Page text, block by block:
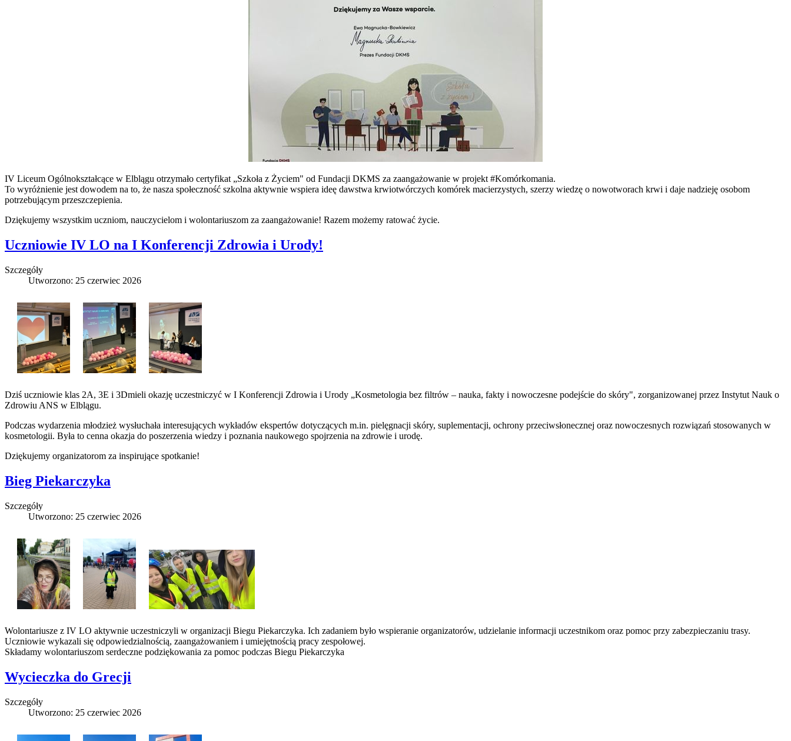
IV Liceum Ogólnokształcące w Elblągu otrzymało certyfikat „Szkoła z Życiem" od Fundacji DKMS za zaangażowanie w projekt #Komórkomania.
To wyróżnienie jest dowodem na to, że nasza społeczność szkolna aktywnie wspiera ideę dawstwa krwiotwórczych komórek macierzystych, szerzy wiedzę o nowotworach krwi i daje nadzieję osobom
potrzebującym przeszczepienia.
Dziękujemy wszystkim uczniom, nauczycielom i wolontariuszom za zaangażowanie! Razem możemy ratować życie.
Uczniowie IV LO na I Konferencji Zdrowia i Urody!
Szczegóły
Utworzono: 25 czerwiec 2026
Dziś uczniowie klas 2A, 3E i 3Dmieli okazję uczestniczyć w I Konferencji Zdrowia i Urody „Kosmetologia bez filtrów – nauka, fakty i nowoczesne podejście do skóry", zorganizowanej przez Instytut Nauk o
Zdrowiu ANS w Elblągu.
Podczas wydarzenia młodzież wysłuchała interesujących wykładów ekspertów dotyczących m.in. pielęgnacji skóry, suplementacji, ochrony przeciwsłonecznej oraz nowoczesnych rozwiązań stosowanych w
kosmetologii. Była to cenna okazja do poszerzenia wiedzy i poznania naukowego spojrzenia na zdrowie i urodę.
Dziękujemy organizatorom za inspirujące spotkanie!
Bieg Piekarczyka
Szczegóły
Utworzono: 25 czerwiec 2026
Wolontariusze z IV LO aktywnie uczestniczyli w organizacji Biegu Piekarczyka. Ich zadaniem było wspieranie organizatorów, udzielanie informacji uczestnikom oraz pomoc przy zabezpieczaniu trasy.
Uczniowie wykazali się odpowiedzialnością, zaangażowaniem i umiejętnością pracy zespołowej.
Składamy wolontariuszom serdeczne podziękowania za pomoc podczas Biegu Piekarczyka
Wycieczka do Grecji
Szczegóły
Utworzono: 25 czerwiec 2026